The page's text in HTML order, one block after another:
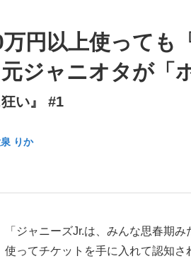
「目標達成できなかったからと言って…
万円以上使って
ジャニオタが「
狂い』 #1
りか
「ジャニーズJr.は、みんな思春期
使ってチケットを手に入れて認知さ